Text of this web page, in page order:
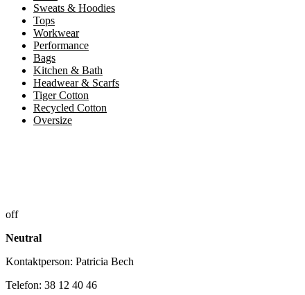
Sweats & Hoodies
Tops
Workwear
Performance
Bags
Kitchen & Bath
Headwear & Scarfs
Tiger Cotton
Recycled Cotton
Oversize
off
Neutral
Kontaktperson: Patricia Bech
Telefon: 38 12 40 46